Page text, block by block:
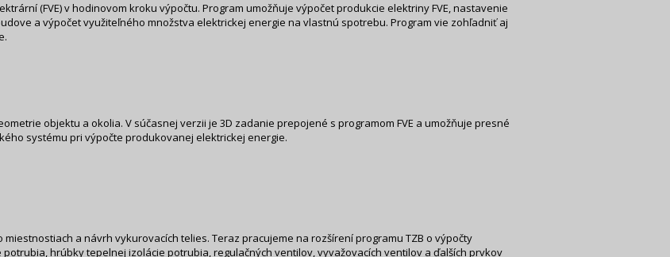
(FVE) v hodinovom kroku výpočtu. Program umožňuje výpočet produkcie elektriny FVE, nastavenie
a výpočet využiteľného množstva elektrickej energie na vlastnú spotrebu. Program vie zohľadniť aj
objektu a okolia. V súčasnej verzii je 3D zadanie prepojené s programom FVE a umožňuje presné
systému pri výpočte produkovanej elektrickej energie.
a návrh vykurovacích telies. Teraz pracujeme na rozšírení programu TZB o výpočty
hrúbky tepelnej izolácie potrubia, regulačných ventilov, vyvažovacích ventilov a ďalších prvkov